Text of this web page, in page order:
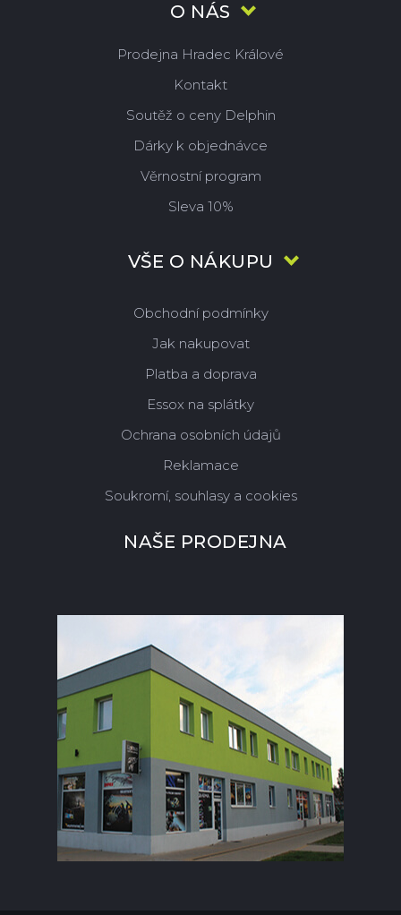
O NÁS
Prodejna Hradec Králové
Kontakt
Soutěž o ceny Delphin
Dárky k objednávce
Věrnostní program
Sleva 10%
VŠE O NÁKUPU
Obchodní podmínky
Jak nakupovat
Platba a doprava
Essox na splátky
Ochrana osobních údajů
Reklamace
Soukromí, souhlasy a cookies
NAŠE PRODEJNA